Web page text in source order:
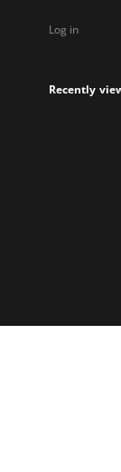
Log in
Recently